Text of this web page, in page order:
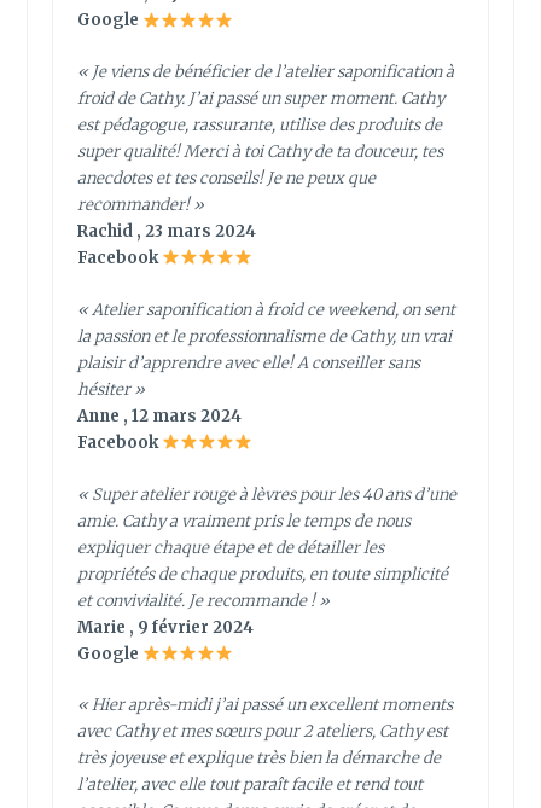
Google
« Je viens de bénéficier de l’atelier saponification à
froid de Cathy. J’ai passé un super moment. Cathy
est pédagogue, rassurante, utilise des produits de
super qualité! Merci à toi Cathy de ta douceur, tes
anecdotes et tes conseils! Je ne peux que
recommander! »
Rachid , 23 mars 2024
Facebook
« Atelier saponification à froid ce weekend, on sent
la passion et le professionnalisme de Cathy, un vrai
plaisir d’apprendre avec elle! A conseiller sans
hésiter »
Anne , 12 mars 2024
Facebook
« Super atelier rouge à lèvres pour les 40 ans d’une
amie. Cathy a vraiment pris le temps de nous
expliquer chaque étape et de détailler les
propriétés de chaque produits, en toute simplicité
et convivialité. Je recommande ! »
Marie , 9 février 2024
Google
« Hier après-midi j’ai passé un excellent moments
avec Cathy et mes sœurs pour 2 ateliers, Cathy est
très joyeuse et explique très bien la démarche de
l’atelier, avec elle tout paraît facile et rend tout